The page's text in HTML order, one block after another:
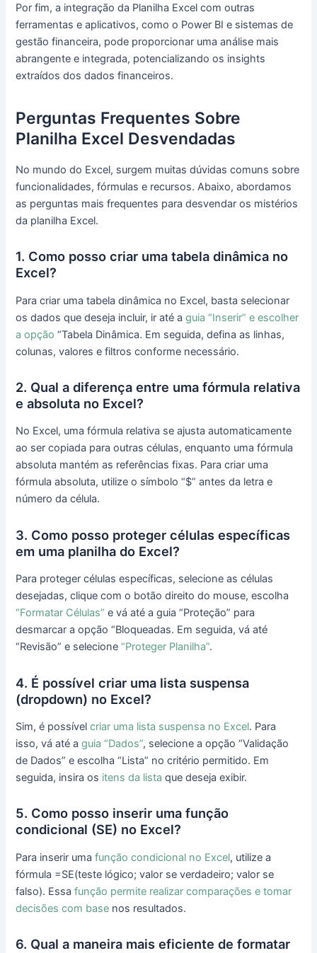
Por fim, a integração da Planilha Excel com outras
ferramentas e aplicativos, como o Power BI e sistemas de
gestão financeira, pode proporcionar uma análise mais
abrangente e integrada, potencializando os insights
extraídos dos dados financeiros.
Perguntas Frequentes Sobre
Planilha Excel Desvendadas
No mundo do Excel, surgem muitas dúvidas comuns sobre
funcionalidades, fórmulas e recursos. Abaixo, abordamos
as perguntas mais frequentes para desvendar os mistérios
da planilha Excel.
1. Como posso criar uma tabela dinâmica no
Excel?
Para criar uma tabela dinâmica no Excel, basta selecionar
os dados que deseja incluir, ir até aguia “Inserir” e escolher
a opção “Tabela Dinâmica. Em seguida, defina as linhas,
colunas, valores e filtros conforme necessário.
2. Qual a diferença entre uma fórmula relativa
e absoluta no Excel?
No Excel, uma fórmula relativa se ajusta automaticamente
ao ser copiada para outras células, enquanto uma fórmula
absoluta mantém as referências fixas. Para criar uma
fórmula absoluta, utilize o símbolo “$” antes da letra e
número da célula.
3. Como posso proteger células específicas
em uma planilha do Excel?
Para proteger células específicas, selecione as células
desejadas, clique com o botão direito do mouse, escolha
“Formatar Células” e vá até a guia “Proteção” para
desmarcar a opção “Bloqueadas. Em seguida, vá até
“Revisão” e selecione“Proteger Planilha”.
4. É possível criar uma lista suspensa
(dropdown) no Excel?
Sim, é possívelcriar uma lista suspensa no Excel. Para
isso, vá até aguia “Dados”, selecione a opção “Validação
de Dados” e escolha “Lista” no critério permitido. Em
seguida, insira os itens da lista que deseja exibir.
5. Como posso inserir uma função
condicional (SE) no Excel?
Para inserir umafunção condicional no Excel, utilize a
fórmula =SE(teste lógico; valor se verdadeiro; valor se
falso). Essafunção permite realizar comparações e tomar
decisões com base nos resultados.
6. Qual a maneira mais eficiente de formatar